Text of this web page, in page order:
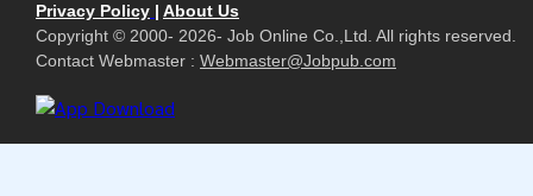
Privacy Policy | About Us
Copyright © 2000- 2026- Job Online Co.,Ltd. All rights reserved.
Contact Webmaster : Webmaster@Jobpub.com